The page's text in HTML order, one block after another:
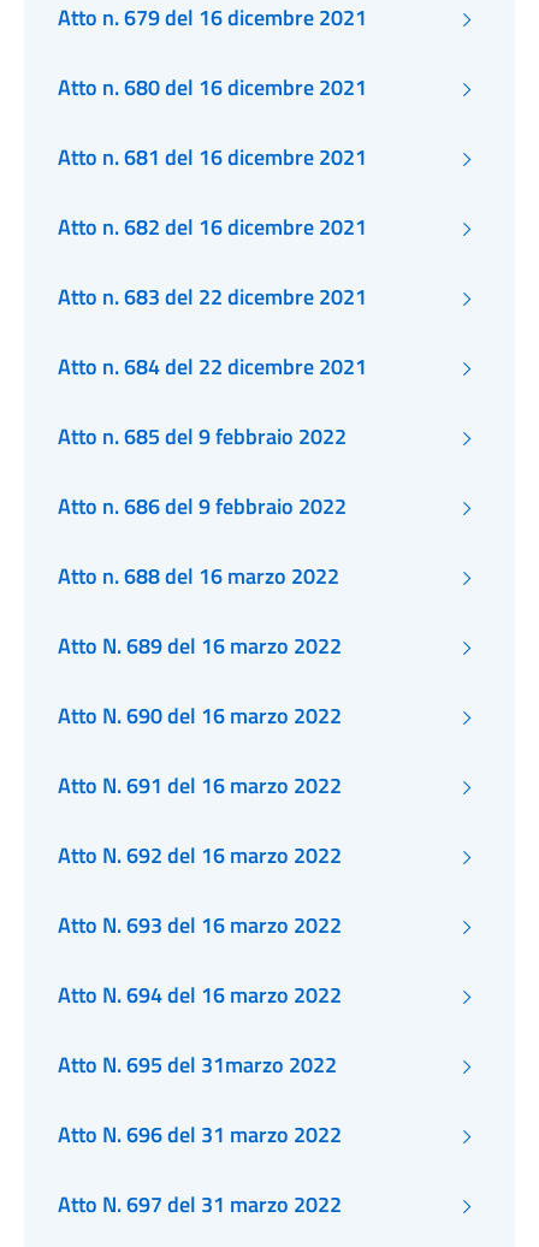
Atto n. 679 del 16 dicembre 2021
Atto n. 680 del 16 dicembre 2021
Atto n. 681 del 16 dicembre 2021
Atto n. 682 del 16 dicembre 2021
Atto n. 683 del 22 dicembre 2021
Atto n. 684 del 22 dicembre 2021
Atto n. 685 del 9 febbraio 2022
Atto n. 686 del 9 febbraio 2022
Atto n. 688 del 16 marzo 2022
Atto N. 689 del 16 marzo 2022
Atto N. 690 del 16 marzo 2022
Atto N. 691 del 16 marzo 2022
Atto N. 692 del 16 marzo 2022
Atto N. 693 del 16 marzo 2022
Atto N. 694 del 16 marzo 2022
Atto N. 695 del 31marzo 2022
Atto N. 696 del 31 marzo 2022
Atto N. 697 del 31 marzo 2022